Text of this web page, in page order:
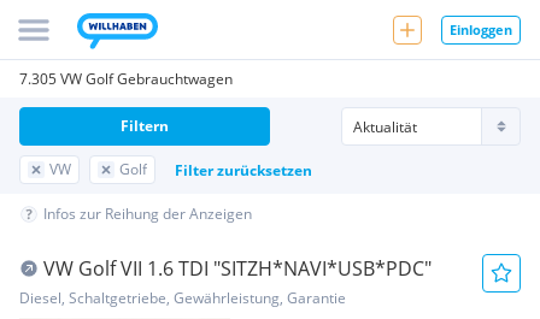
Einloggen
7.305 VW Golf Gebrauchtwagen
VW Golf Filter zurücksetzen
Filtern
Infos zur Reihung der Anzeigen
VW Golf VII 1.6 TDI "SITZH*NAVI*USB*PDC"
Diesel, Schaltgetriebe, Gewährleistung, Garantie